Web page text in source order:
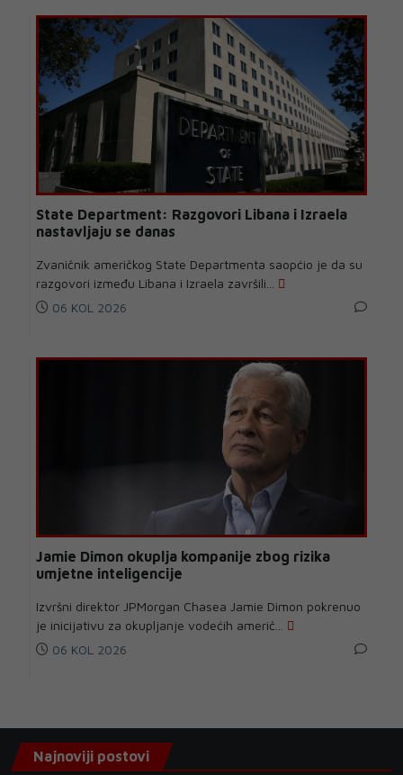
State Department: Razgovori Libana i Izraela
nastavljaju se danas
Zvaničnik američkog State Departmenta saopćio je da su
razgovori između Libana i Izraela završili...
06 KOL 2026
Jamie Dimon okuplja kompanije zbog rizika
umjetne inteligencije
Izvršni direktor JPMorgan Chasea Jamie Dimon pokrenuo
je inicijativu za okupljanje vodećih američ...
06 KOL 2026
Najnoviji postovi